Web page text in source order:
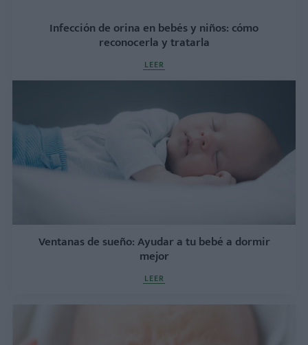
Infección de orina en bebés y niños: cómo
reconocerla y tratarla
LEER
Ventanas de sueño: Ayudar a tu bebé a dormir
mejor
LEER